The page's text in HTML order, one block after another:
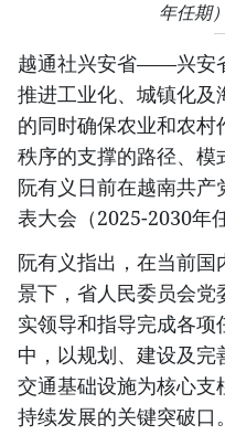
年任期
越通社兴安省——兴安
推进工业化、城镇化及
的同时确保农业和农
秩序的支撑的路径、
阮有义日前在越南共
表大会（2025-2030年
阮有义指出，在当前
景下，省人民委员会党
实领导和指导完成各
中，以规划、建设及
交通基础设施为核心
持续发展的关键突破口。